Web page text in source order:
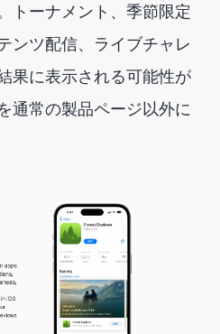
トーナメント、季節限定
ンツ配信、ライブチャレ
果に表示される可能性が
通常の製品ページ以外に